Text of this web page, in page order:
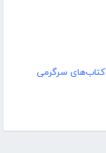
کتاب‌های سرگرمی